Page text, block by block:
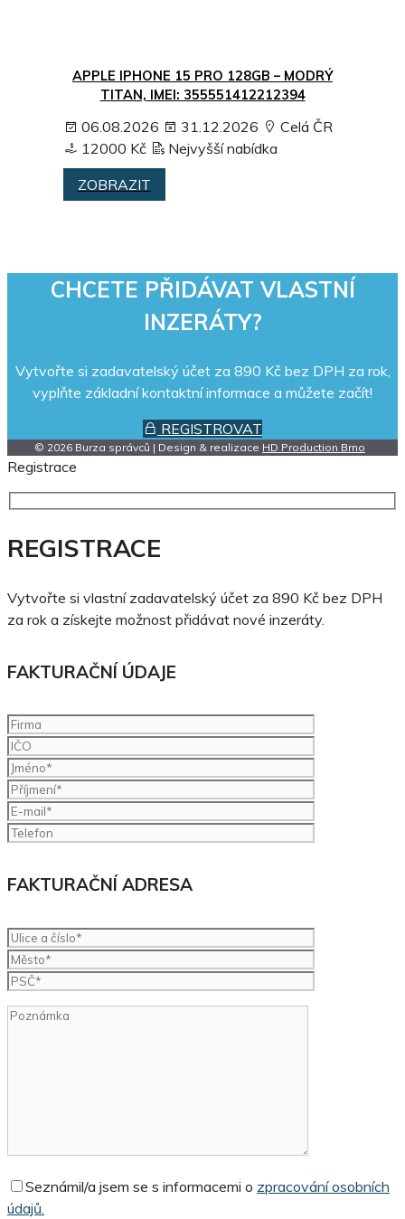
APPLE IPHONE 15 PRO 128GB – MODRÝ
TITAN, IMEI: 355551412212394
06.08.2026 31.12.2026
Celá ČR
12000 Kč
Nejvyšší nabídka
ZOBRAZIT
CHCETE PŘIDÁVAT VLASTNÍ
INZERÁTY?
Vytvořte si zadavatelský účet za 890 Kč bez DPH za rok,
vyplňte základní kontaktní informace a můžete začít!
REGISTROVAT
© 2026 Burza správců | Design & realizace HD Production Brno
Registrace
REGISTRACE
Vytvořte si vlastní zadavatelský účet za 890 Kč bez DPH
za rok a získejte možnost přidávat nové inzeráty.
FAKTURAČNÍ ÚDAJE
FAKTURAČNÍ ADRESA
Seznámil/a jsem se s informacemi o zpracování osobních
údajů.